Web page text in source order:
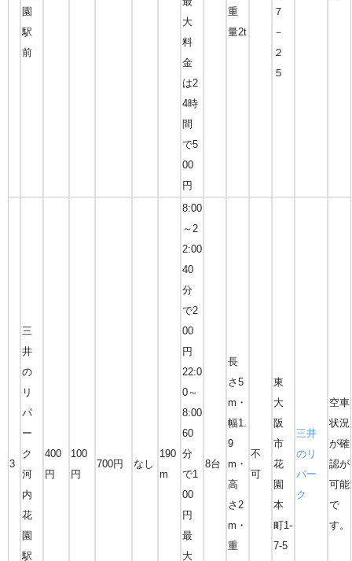
園
駅
前
大
料
金
は2
4時
間
で5
00
円
重
量2t
７
－
２
５
3
三
井
の
リ
パ
ー
ク
河
内
花
園
駅
400
円
100
円
700円 なし
190
m
8:00
～2
2:00
40
分
で2
00
円
22:0
0～
8:00
60
分
で1
00
円
最
大
8台
長
さ5
m・
幅1.
9
m・
高
さ2
m・
重
不
可
東
大
阪
市
花
園
本
町1-
7-5
三井
のリ
パー
ク
空車
状況
が確
認が
可能
で
す。